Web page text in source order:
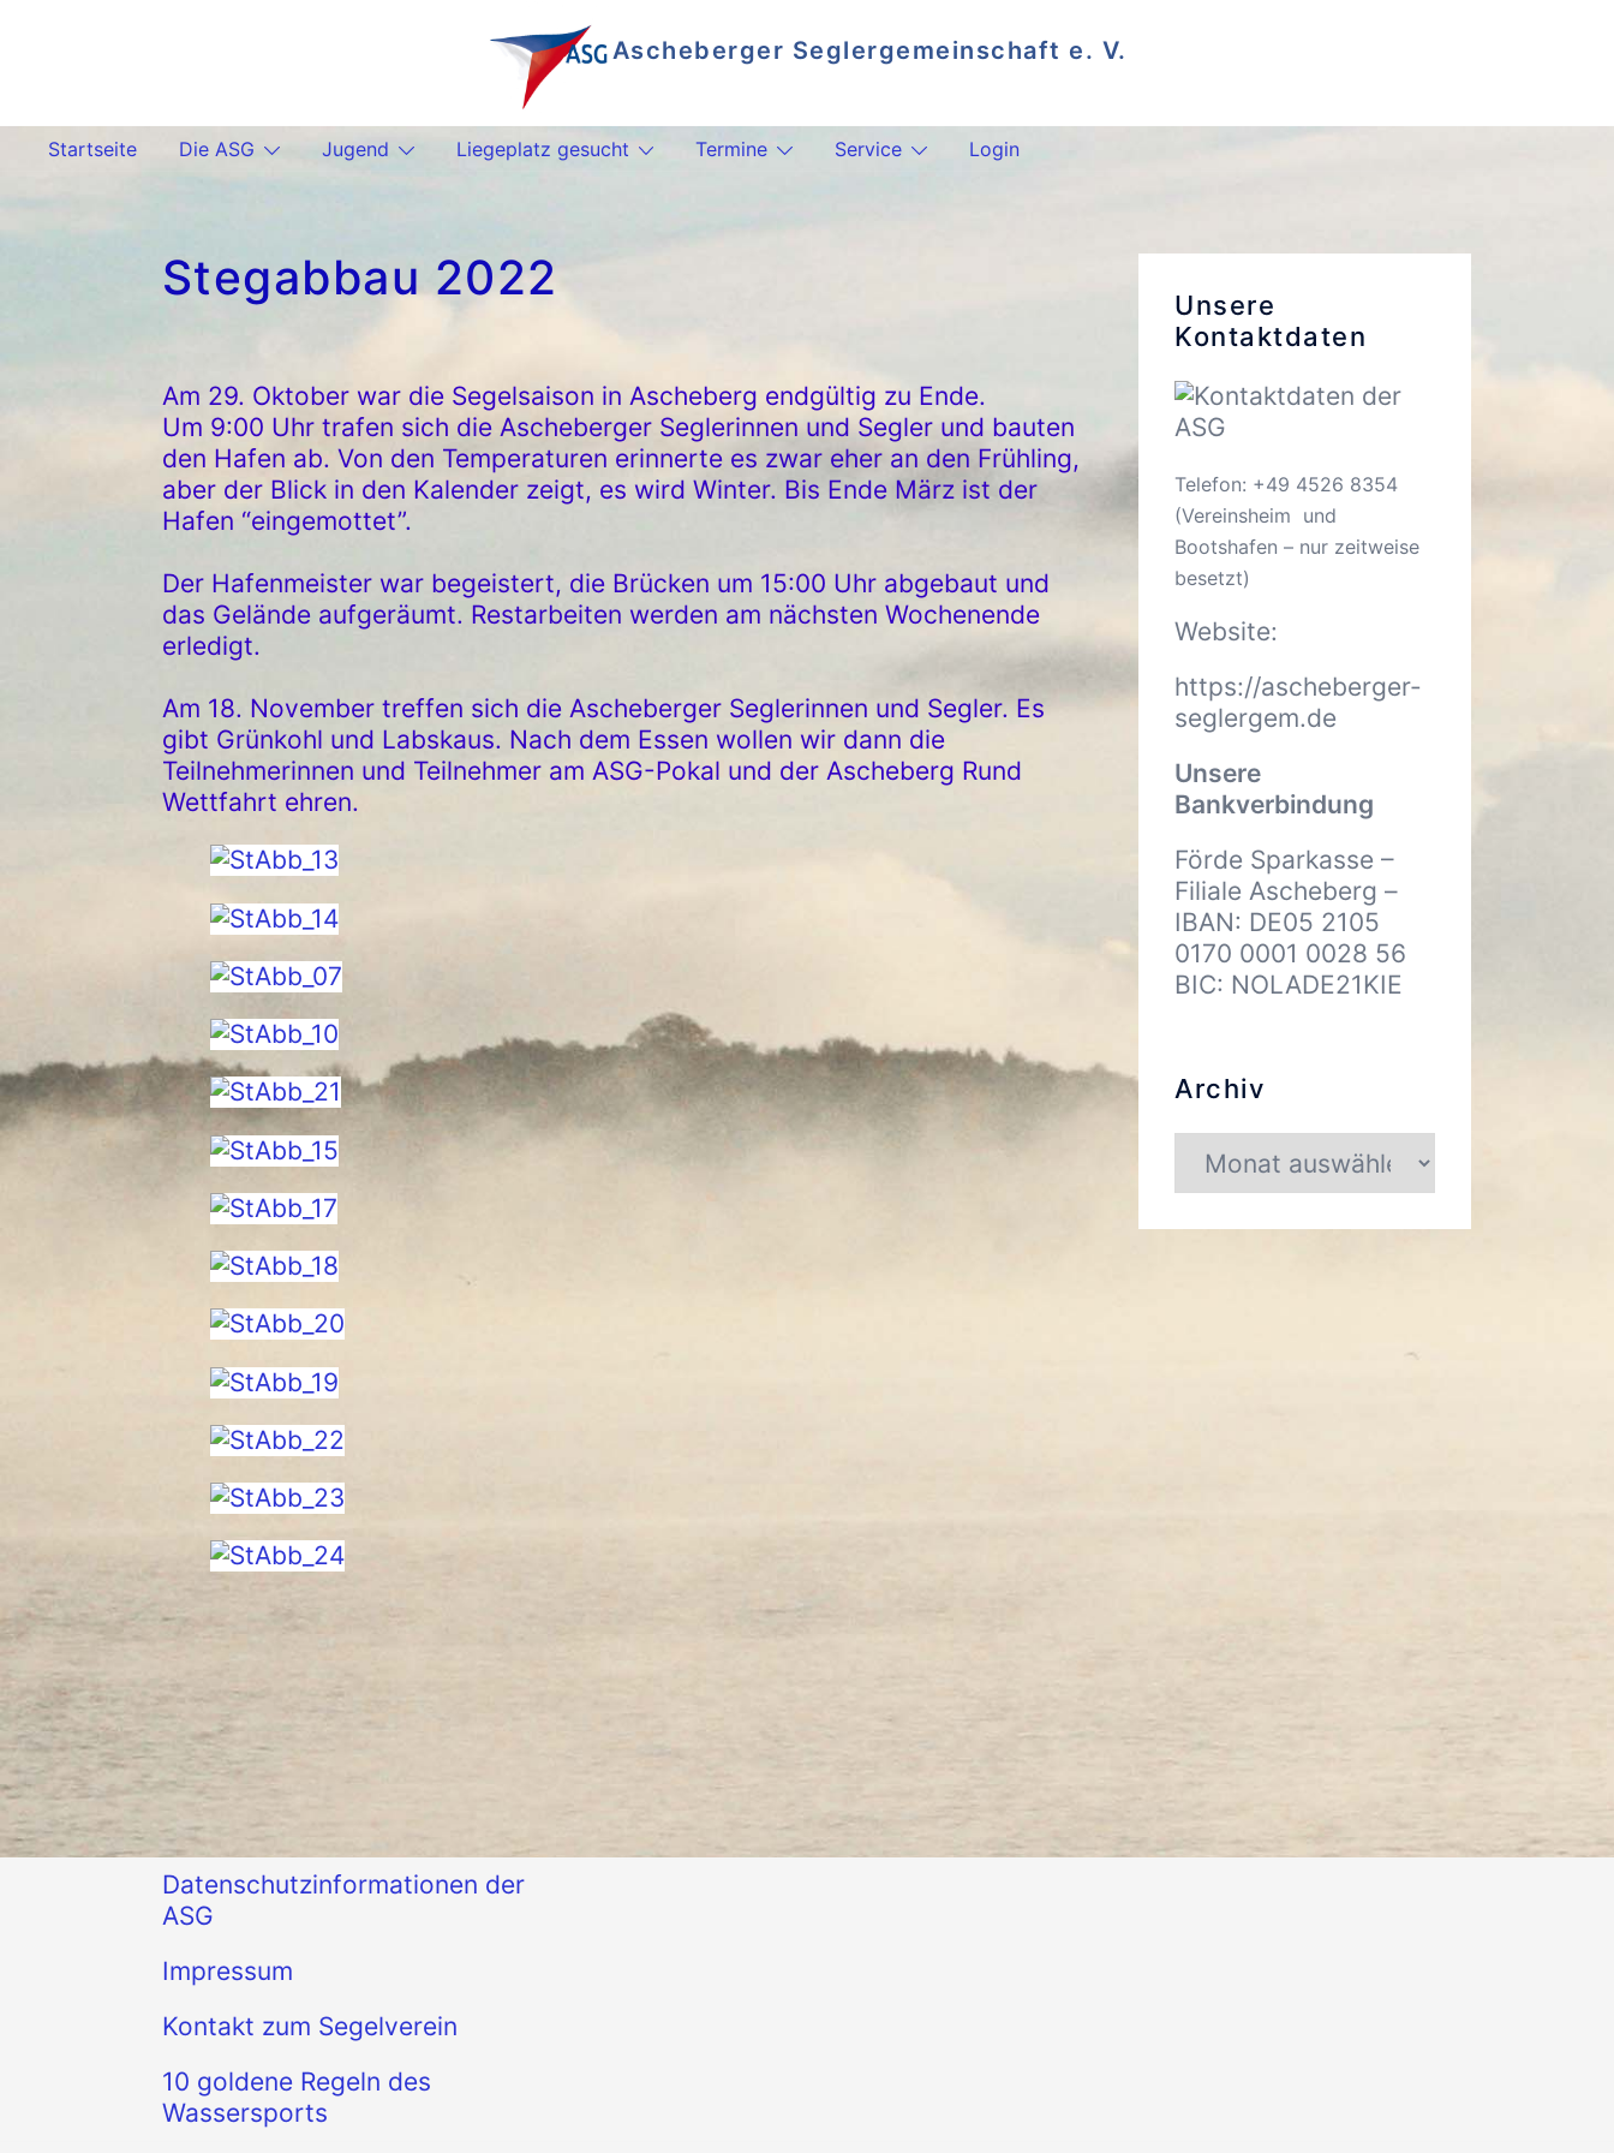
Ascheberger Seglergemeinschaft e. V.
Startseite Die ASG Jugend Liegeplatz gesucht Termine Service Login
Stegabbau 2022
Am 29. Oktober war die Segelsaison in Ascheberg endgültig zu Ende.
Um 9:00 Uhr trafen sich die Ascheberger Seglerinnen und Segler und bauten
den Hafen ab. Von den Temperaturen erinnerte es zwar eher an den Frühling,
aber der Blick in den Kalender zeigt, es wird Winter. Bis Ende März ist der
Hafen “eingemottet”.
Der Hafenmeister war begeistert, die Brücken um 15:00 Uhr abgebaut und
das Gelände aufgeräumt. Restarbeiten werden am nächsten Wochenende
erledigt.
Am 18. November treffen sich die Ascheberger Seglerinnen und Segler. Es
gibt Grünkohl und Labskaus. Nach dem Essen wollen wir dann die
Teilnehmerinnen und Teilnehmer am ASG-Pokal und der Ascheberg Rund
Wettfahrt ehren.
Unsere
Kontaktdaten
Telefon: +49 4526 8354
(Vereinsheim und
Bootshafen – nur zeitweise
besetzt)
Website:
https://ascheberger-
seglergem.de
Unsere
Bankverbindung
Förde Sparkasse –
Filiale Ascheberg –
IBAN: DE05 2105
0170 0001 0028 56
BIC: NOLADE21KIE
Archiv
Archiv
Datenschutzinformationen der
ASG
Impressum
Kontakt zum Segelverein
10 goldene Regeln des
Wassersports